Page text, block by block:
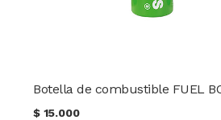
$15.000